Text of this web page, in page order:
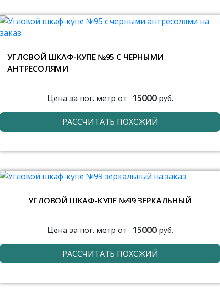
УГЛОВОЙ ШКАФ-КУПЕ №95 С ЧЕРНЫМИ
АНТРЕСОЛЯМИ
Цена за пог. метр от 15000руб.
РАССЧИТАТЬ ПОХОЖИЙ
УГЛОВОЙ ШКАФ-КУПЕ №99 ЗЕРКАЛЬНЫЙ
Цена за пог. метр от 15000руб.
РАССЧИТАТЬ ПОХОЖИЙ